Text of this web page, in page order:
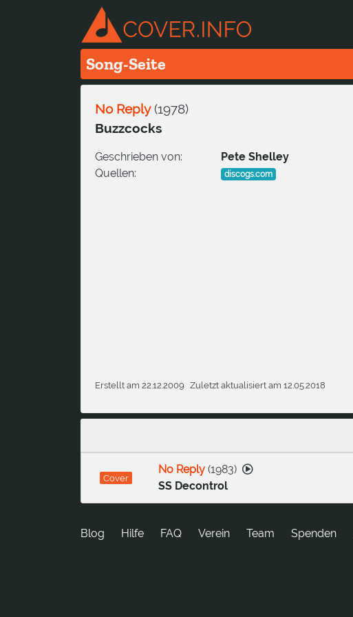
Song-Seite
No Reply(1978)
Buzzcocks
Geschrieben von:
Pete Shelley
Quellen:
discogs.com
Erstellt am 22.12.2009 Zuletzt aktualisiert am 12.05.2018
Cover
No Reply(1983)
SS Decontrol
Blog Hilfe FAQ Verein Team Spenden